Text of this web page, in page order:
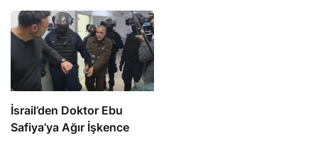
İsrail’den Doktor Ebu
Safiya’ya Ağır İşkence